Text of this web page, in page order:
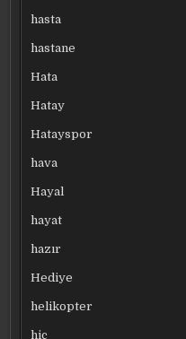
hasta
hastane
Hata
Hatay
Hatayspor
hava
Hayal
hayat
hazır
Hediye
helikopter
hiç